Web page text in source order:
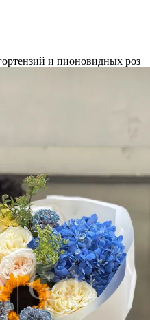
и пионовидных роз